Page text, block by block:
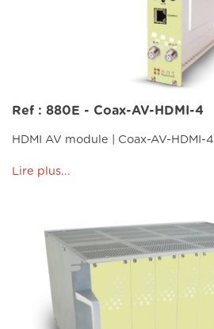
Ref : 880E - Coax-AV-HDMI-4
HDMI AV module | Coax-AV-HDMI-4
Lire plus...